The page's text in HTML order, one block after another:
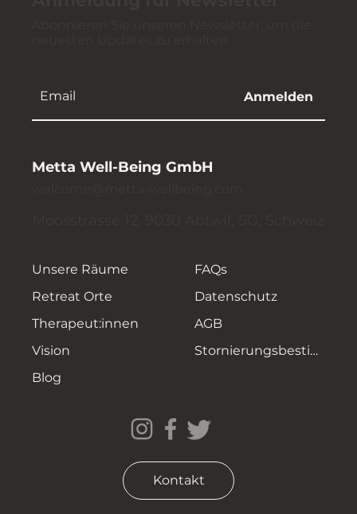
Anmelden
Metta Well-Being GmbH
Unsere Räume
Retreat Orte
Therapeut:innen
Vision
Blog
FAQs
Datenschutz
AGB
Stornierungsbestimmungen
Kontakt